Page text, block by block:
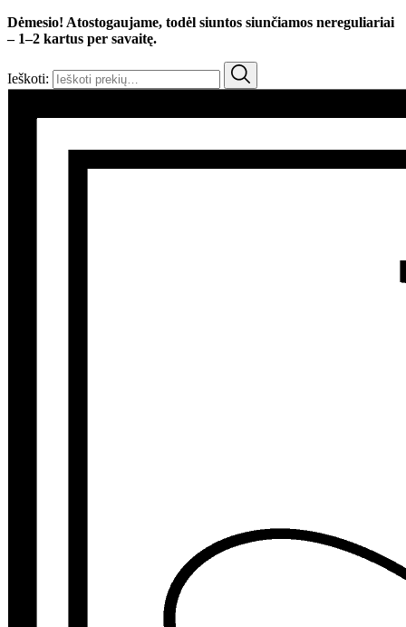
Dėmesio! Atostogaujame, todėl siuntos siunčiamos nereguliariai
– 1–2 kartus per savaitę.
Ieškoti: